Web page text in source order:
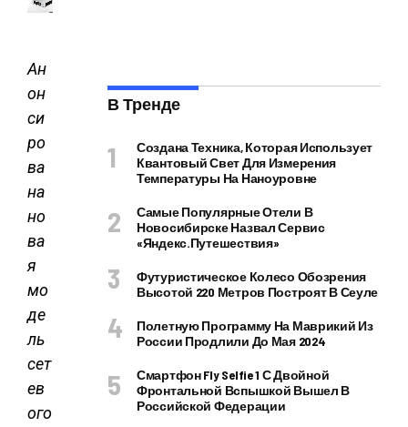
Ан
он
си
ро
ва
на
но
ва
я
мо
де
ль
сет
ев
ого
В Тренде
Создана Техника, Которая Использует
Квантовый Свет Для Измерения
Температуры На Наноуровне
Самые Популярные Отели В
Новосибирске Назвал Сервис
«Яндекс.Путешествия»
Футуристическое Колесо Обозрения
Высотой 220 Метров Построят В Сеуле
Полетную Программу На Маврикий Из
России Продлили До Мая 2024
Смартфон Fly Selfie 1 С Двойной
Фронтальной Вспышкой Вышел В
Российской Федерации